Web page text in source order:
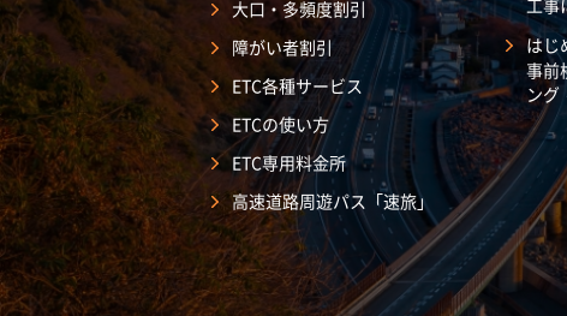
大口・多頻度割引
障がい者割引
ETC各種サービス
ETCの使い方
ETC専用料金所
高速道路周遊パス「速旅」
はじ
事前
ング